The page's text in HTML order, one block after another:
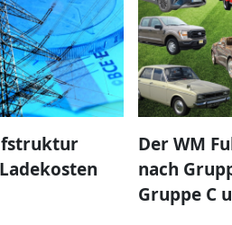
Der WM
nach
Gruppe C